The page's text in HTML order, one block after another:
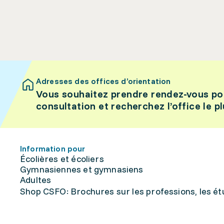
Adresses des offices d’orientation
Vous souhaitez prendre rendez-vous
consultation et recherchez l’office le
Information pour
Écolières et écoliers
Gymnasiennes et gymnasiens
Adultes
Shop CSFO: Brochures sur les professions, les